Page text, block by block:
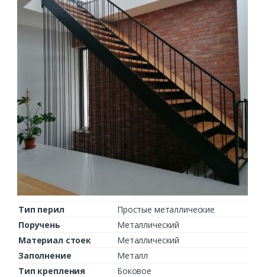
Тип перил
Простые металлические
Поручень
Металлический
Материал стоек
Металлический
Заполнение
Металл
Тип крепления
Боковое